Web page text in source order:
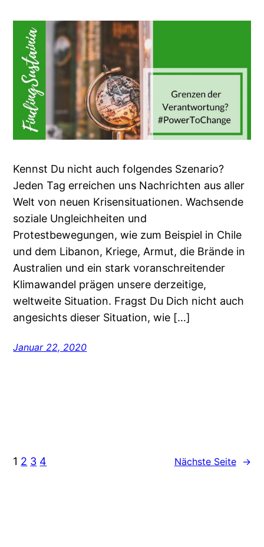
Kennst Du nicht auch folgendes Szenario?
Jeden Tag erreichen uns Nachrichten aus aller
Welt von neuen Krisensituationen. Wachsende
soziale Ungleichheiten und
Protestbewegungen, wie zum Beispiel in Chile
und dem Libanon, Kriege, Armut, die Brände in
Australien und ein stark voranschreitender
Klimawandel prägen unsere derzeitige,
weltweite Situation. Fragst Du Dich nicht auch
angesichts dieser Situation, wie […]
Januar 22, 2020
1 2 3 4 Nächste Seite →